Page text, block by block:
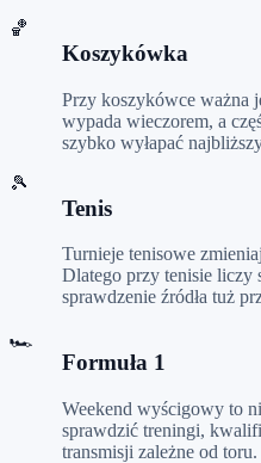
🏀
Koszykówka
Przy koszykówce ważna
wypada wieczorem, a
szybko wyłapać
🎾
Tenis
Turnieje tenisowe
Dlatego przy tenisie liczy
sprawdzenie źródła tuż
🏎️
Formuła 1
Weekend wyścigowy to
sprawdzić treningi,
transmisji zależne od toru.